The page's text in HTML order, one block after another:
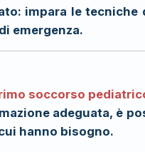
impara le tecniche
emergenza.
soccorso
adeguata, è
hanno bisogno.